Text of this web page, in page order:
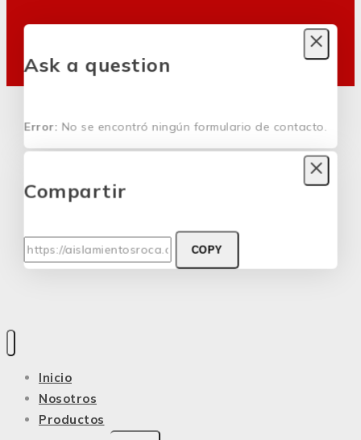
Ask a question
Error: No se encontró ningún formulario de contacto.
Compartir
COPY
Inicio
Nosotros
Productos